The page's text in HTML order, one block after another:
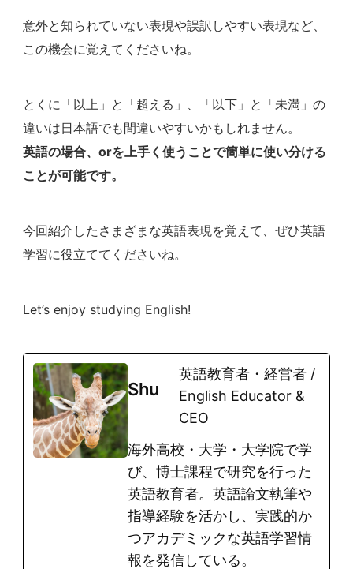
意外と知られていない表現や誤訳しやすい表現など、
この機会に覚えてくださいね。
とくに「以上」と「超える」、「以下」と「未満」の
違いは日本語でも間違いやすいかもしれません。
英語の場合、orを上手く使うことで簡単に使い分ける
ことが可能です。
今回紹介したさまざまな英語表現を覚えて、ぜひ英語
学習に役立ててくださいね。
Let’s enjoy studying English!
Shu
英語教育者・経営者 /
English Educator &
CEO
海外高校・大学・大学院で学
び、博士課程で研究を行った
英語教育者。英語論文執筆や
指導経験を活かし、実践的か
つアカデミックな英語学習情
報を発信している。